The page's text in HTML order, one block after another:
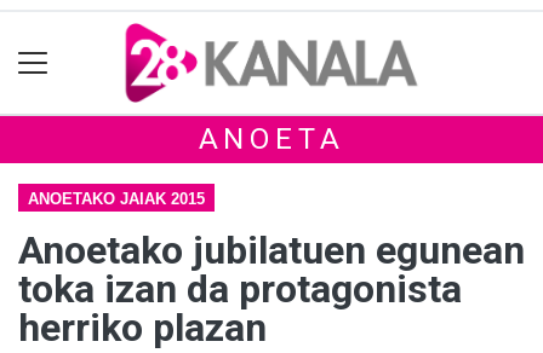
ANOETA
ANOETAKO JAIAK 2015
Anoetako jubilatuen egunean
toka izan da protagonista
herriko plazan